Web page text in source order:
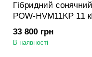
Гібридний
POW-HVM11KP 11
фаза / 3 фази,
48V DC to 220V AC |
33 800 грн
В наявності